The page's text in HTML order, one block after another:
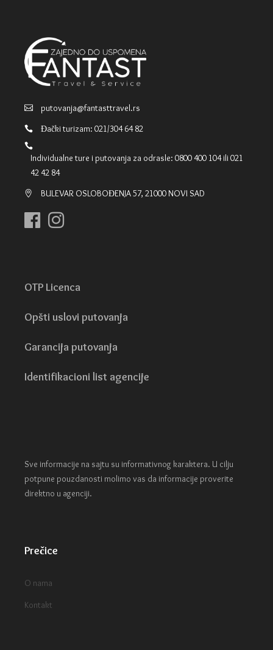
putovanja@fantasttravel.rs
Đački turizam: 021/304 64 82
Individualne ture i putovanja za odrasle: 0800 400 104 ili 021
42 42 84
BULEVAR OSLOBOĐENJA 57, 21000 NOVI SAD
OTP Licenca
Opšti uslovi putovanja
Garancija putovanja
Identifikacioni list agencije
Sve informacije na sajtu su informativnog karaktera. U cilju
potpune pouzdanosti molimo vas da informacije proverite
direktno u agenciji.
Prečice
O nama
Kontakt